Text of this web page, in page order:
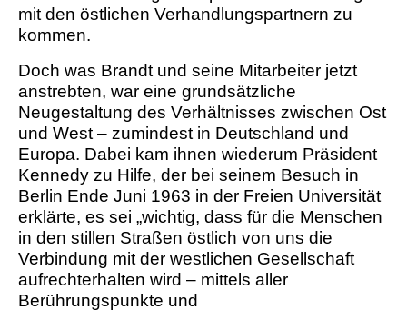
mit den östlichen Verhandlungspartnern zu
kommen.
Doch was Brandt und seine Mitarbeiter jetzt
anstrebten, war eine grundsätzliche
Neugestaltung des Verhältnisses zwischen Ost
und West – zumindest in Deutschland und
Europa. Dabei kam ihnen wiederum Präsident
Kennedy zu Hilfe, der bei seinem Besuch in
Berlin Ende Juni 1963 in der Freien Universität
erklärte, es sei „wichtig, dass für die Menschen
in den stillen Straßen östlich von uns die
Verbindung mit der westlichen Gesellschaft
aufrechterhalten wird – mittels aller
Berührungspunkte und